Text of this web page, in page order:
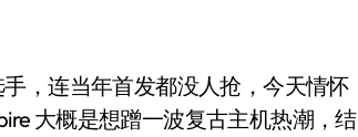
，连当年首发都没人抢，今天情怀
大概是想蹭一波复古主机热潮，结
小家电